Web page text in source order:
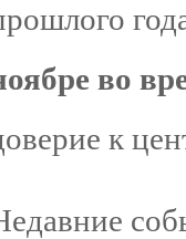
во
к